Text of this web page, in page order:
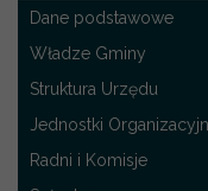
Dane podstawowe
Władze Gminy
Struktura Urzędu
Jednostki
Radni i Komisje